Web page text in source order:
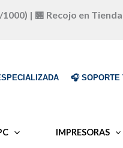
| 🏪 Recojo en Tienda
🎧 SOPORTE
IMPRESORAS